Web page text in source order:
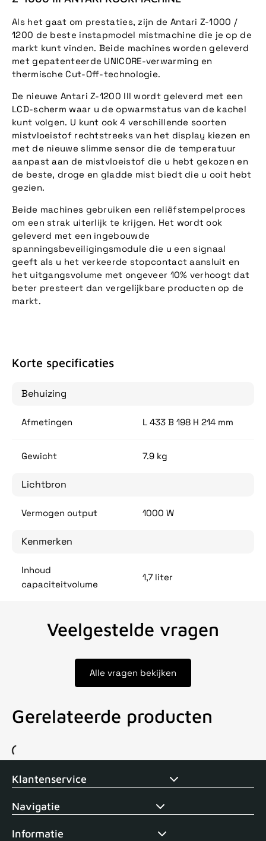
Als het gaat om prestaties, zijn de Antari Z-1000 /
1200 de beste instapmodel mistmachine die je op de
markt kunt vinden. Beide machines worden geleverd
met gepatenteerde UNICORE-verwarming en
thermische Cut-Off-technologie.
De nieuwe Antari Z-1200 lll wordt geleverd met een
LCD-scherm waar u de opwarmstatus van de kachel
kunt volgen. U kunt ook 4 verschillende soorten
mistvloeistof rechtstreeks van het display kiezen en
met de nieuwe slimme sensor die de temperatuur
aanpast aan de mistvloeistof die u hebt gekozen en
de beste, droge en gladde mist biedt die u ooit hebt
gezien.
Beide machines gebruiken een reliëfstempelproces
om een strak uiterlijk te krijgen. Het wordt ook
geleverd met een ingebouwde
spanningsbeveiligingsmodule die u een signaal
geeft als u het verkeerde stopcontact aansluit en
het uitgangsvolume met ongeveer 10% verhoogt dat
beter presteert dan vergelijkbare producten op de
markt.
Korte specificaties
Behuizing
Afmetingen L 433 B 198 H 214 mm
Gewicht 7.9 kg
Lichtbron
Vermogen output 1000 W
Kenmerken
Inhoud
capaciteitvolume
1,7 liter
Veelgestelde vragen
Alle vragen bekijken
Gerelateerde producten
Voor 15uur besteld, zelfde dag verstuurd Echte winkel +35
Klantenservice
Navigatie
Informatie